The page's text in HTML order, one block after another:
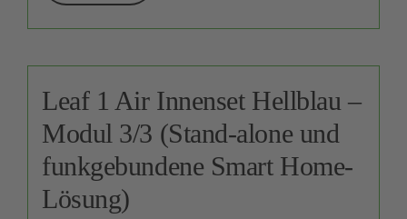
Leaf 1 Air Innenset Hellblau –
Modul 3/3 (Stand-alone und
funkgebundene Smart Home-
Lösung)